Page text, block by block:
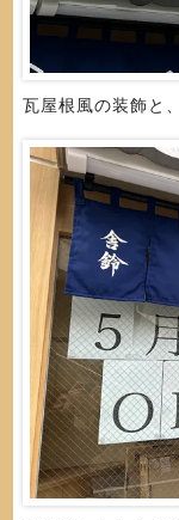
瓦屋根風の装飾と